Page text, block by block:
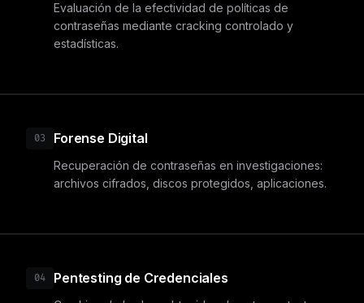
Evaluación de la efectividad de políticas de
contraseñas mediante cracking controlado y
estadísticas.
03 Forense Digital
Recuperación de contraseñas en investigaciones:
archivos cifrados, discos protegidos, aplicaciones.
04 Pentesting de Credenciales